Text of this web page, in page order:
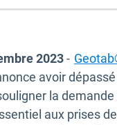
2023-
avoir
la
aux prises